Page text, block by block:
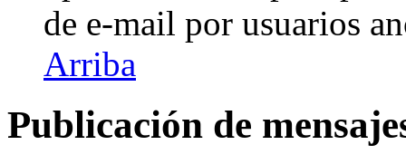
de e-mail por usuarios
Arriba
Publicación de